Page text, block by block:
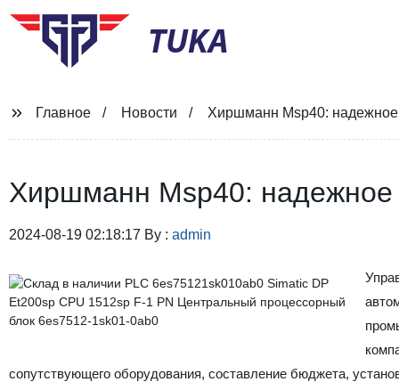
TUKA
Главное Новости Хиршманн Msp40:
Хиршманн Msp40:
2024-08-19 02:18:17 By : admin
сопутствующего оборудования, составление бюджета,